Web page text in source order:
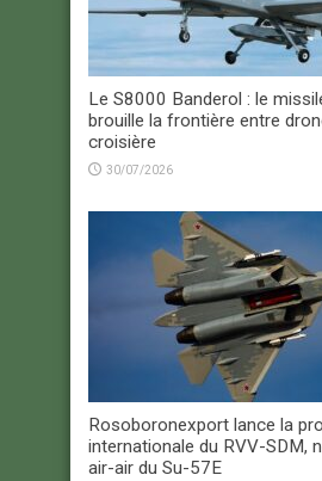
Le S8000 Banderol : le
brouille la frontière entre
croisière
30/07/2026
Rosoboronexport lance la
internationale du RVV-SDM,
air-air du Su-57E